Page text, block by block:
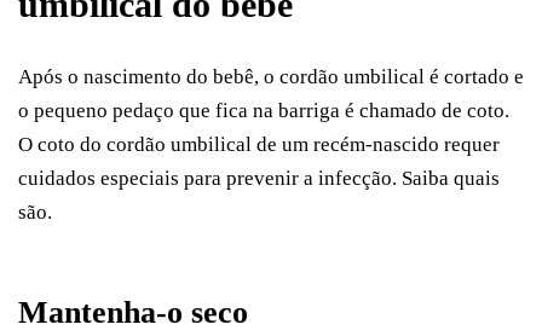
Após o nascimento do bebê, o cordão umbilical é cortado e
o pequeno pedaço que fica na barriga é chamado de coto.
O coto do cordão umbilical de um recém-nascido requer
cuidados especiais para prevenir a infecção. Saiba quais
são.
Mantenha-o seco